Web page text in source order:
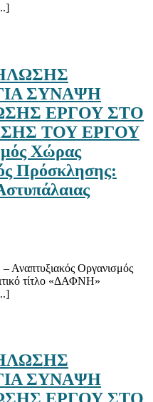
ΣΥΝΑΨΗ
ΕΡΓΟΥ ΣΤΟ
ΤΟΥ ΕΡΓΟΥ
Χώρας
Πρόσκλησης:
Αναπτυξιακός Οργανισμός
τίτλο «ΔΑΦΝΗ»
ΣΥΝΑΨΗ